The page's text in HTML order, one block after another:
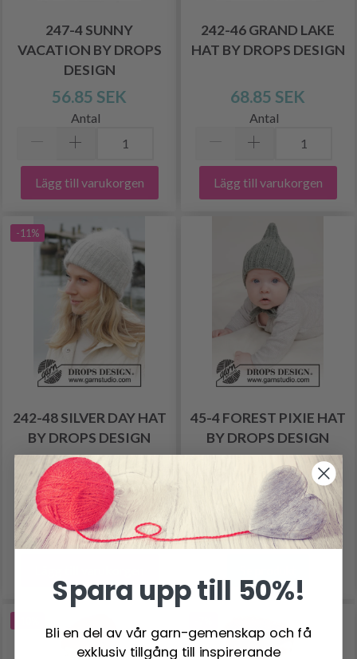
247-4 SUNNY
VACATION BY DROPS
DESIGN
56.85 SEK
Antal
Lägg till varukorgen
242-46 GRAND LAKE
HAT BY DROPS DESIGN
68.85 SEK
Antal
Lägg till varukorgen
-11%
242-48 SILVER DAY HAT
BY DROPS DESIGN
98.85 SEK111.85 SEK
Antal
45-4 FOREST PIXIE HAT
BY DROPS DESIGN
37.95 SEK
Spara upp till 50%!
Bli en del av vår garn-gemenskap och få
exklusiv tillgång till inspirerande